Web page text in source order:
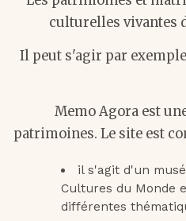
culturelles vivantes
Il peut s'agir par
Memo Agora est
patrimoines. Le site est
il s'agit d'un
Cultures du Monde
différentes